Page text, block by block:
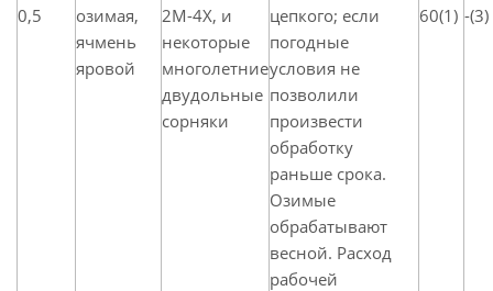
0,5
озимая,
ячмень
яровой
2М-4Х, и
некоторые
многолетние
двудольные
сорняки
цепкого; если
погодные
условия не
позволили
произвести
обработку
раньше срока.
Озимые
обрабатывают
весной. Расход
рабочей
60(1) -(3)